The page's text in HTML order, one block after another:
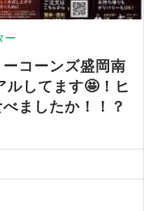
ー
ーコーンズ盛岡南
ルしてます🤩！ヒ
ましたか！！？